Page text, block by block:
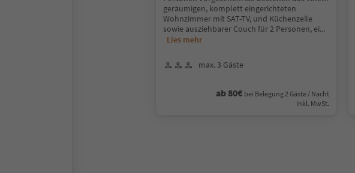
geräumigen, komplett eingerichteten
Wohnzimmer mit SAT-TV, und Küchenzeile
sowie ausziehbarer Couch für 2 Personen, ei...
Lies mehr
max. 3 Gäste
ab 80€ bei Belegung 2 Gäste / Nacht
Inkl. MwSt.